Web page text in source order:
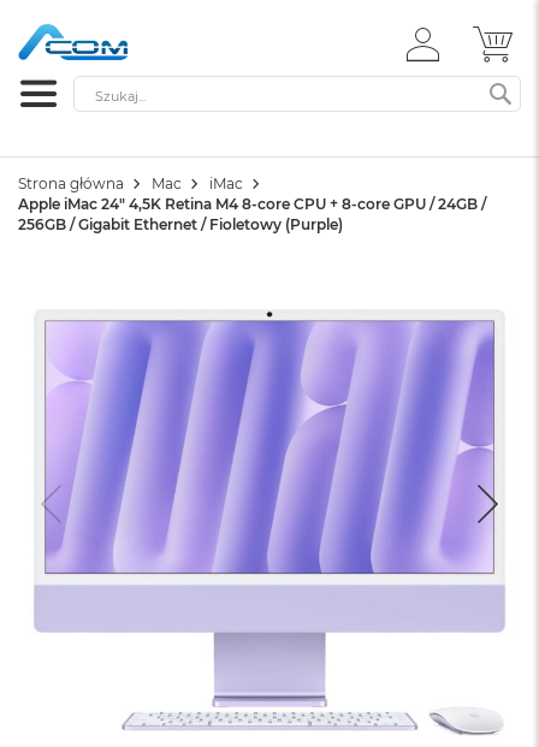
ZALOGUJ
SIĘ
Szukaj
Strona główna Mac
iMac
Apple iMac 24" 4,5K Retina M4 8-core CPU + 8-core GPU / 24GB /
256GB / Gigabit Ethernet / Fioletowy (Purple)